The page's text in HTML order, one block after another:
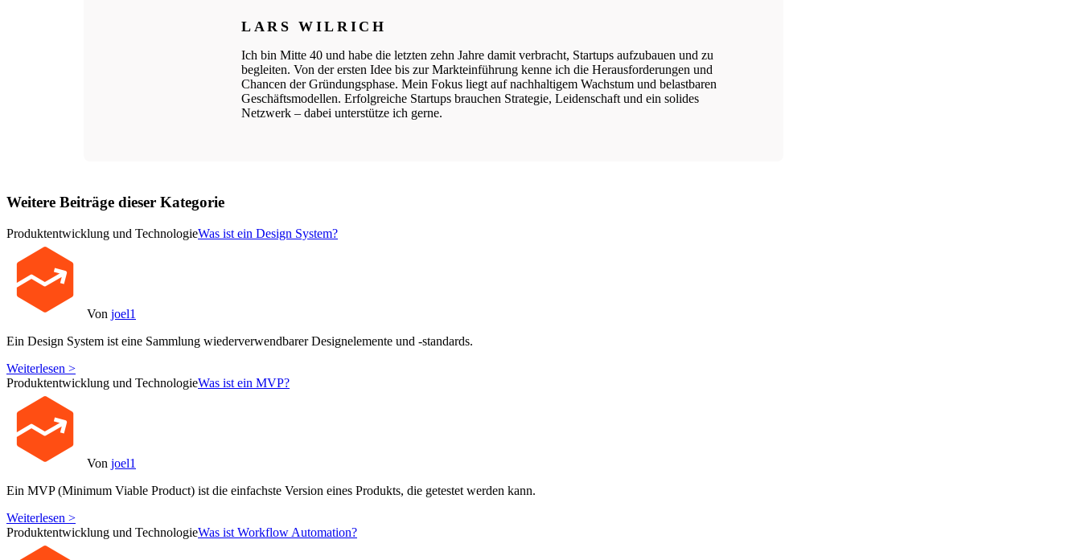
LARS WILRICH
Ich bin Mitte 40 und habe die letzten zehn Jahre damit verbracht, Startups aufzubauen und zu
begleiten. Von der ersten Idee bis zur Markteinführung kenne ich die Herausforderungen und
Chancen der Gründungsphase. Mein Fokus liegt auf nachhaltigem Wachstum und belastbaren
Geschäftsmodellen. Erfolgreiche Startups brauchen Strategie, Leidenschaft und ein solides
Netzwerk – dabei unterstütze ich gerne.
Weitere Beiträge dieser Kategorie
Produktentwicklung und TechnologieWas ist ein Design System?
Von joel1
Ein Design System ist eine Sammlung wiederverwendbarer Designelemente und -standards.
Weiterlesen >
Produktentwicklung und TechnologieWas ist ein MVP?
Von joel1
Ein MVP (Minimum Viable Product) ist die einfachste Version eines Produkts, die getestet werden kann.
Weiterlesen >
Produktentwicklung und TechnologieWas ist Workflow Automation?